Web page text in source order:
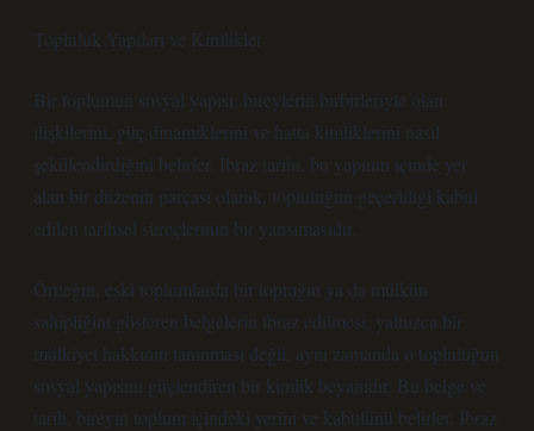
Topluluk Yapıları ve Kimlikler
Bir toplumun sosyal yapısı, bireylerin birbirleriyle olan
ilişkilerini, güç dinamiklerini ve hatta kimliklerini nasıl
şekillendirdiğini belirler. İbraz tarihi, bu yapının içinde yer
alan bir düzenin parçası olarak, topluluğun geçerliliği kabul
edilen tarihsel süreçlerinin bir yansımasıdır.
Örneğin, eski toplumlarda bir toprağın ya da mülkün
sahipliğini gösteren belgelerin ibraz edilmesi, yalnızca bir
mülkiyet hakkının tanınması değil, aynı zamanda o topluluğun
sosyal yapısını güçlendiren bir kimlik beyanıdır. Bu belge ve
tarih, bireyin toplum içindeki yerini ve kabulünü belirler. İbraz